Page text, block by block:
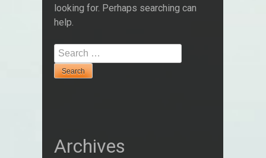
looking for. Perhaps searching can
help.
Search
for:
Archives